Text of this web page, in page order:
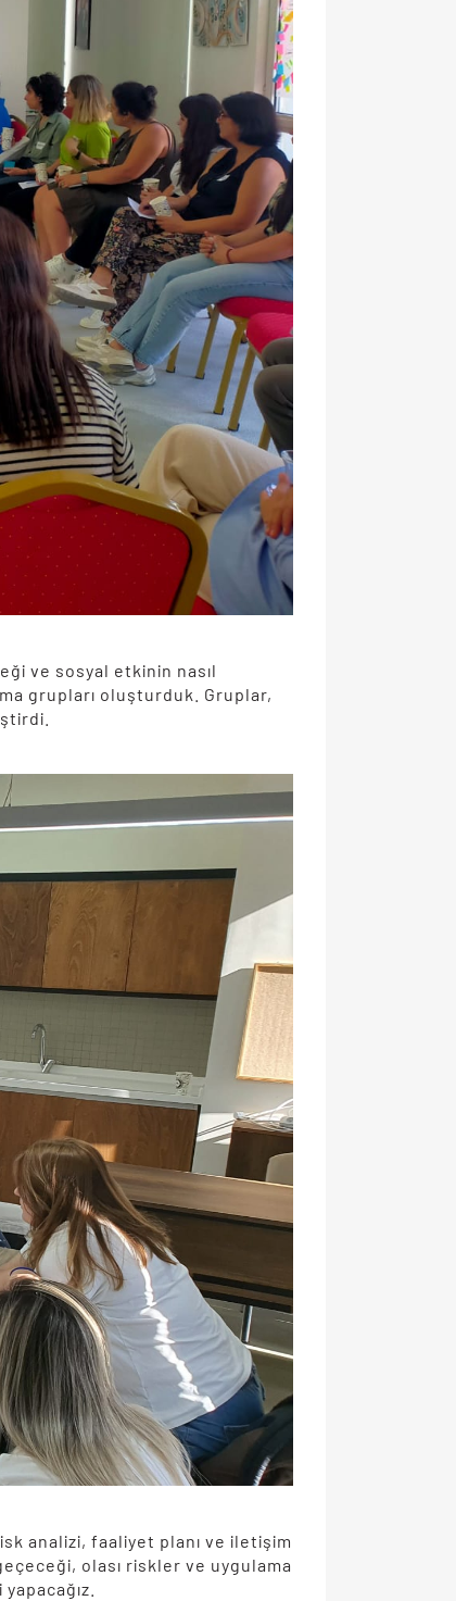
ve sosyal etkinin nasıl
grupları oluşturduk. Gruplar,
analizi, faaliyet planı ve iletişim
olası riskler ve uygulama